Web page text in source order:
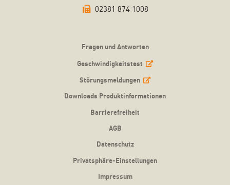
02381 874 1008
Fragen und Antworten
Geschwindigkeitstest
Störungsmeldungen
Downloads Produktinformationen
Barrierefreiheit
AGB
Datenschutz
Privatsphäre-Einstellungen
Impressum